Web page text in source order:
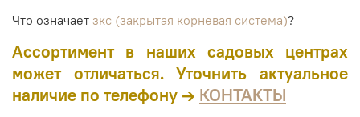
Что означает зкс (закрытая корневая система)?
Ассортимент в наших садовых центрах
может отличаться. Уточнить актуальное
наличие по телефону → КОНТАКТЫ